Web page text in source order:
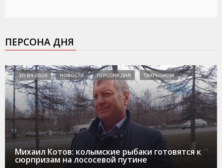
ПЕРСОНА ДНЯ
Михаил Котов: колымские рыбаки готовятся к
сюрпризам на лососевой путине
30.04.2026 НОВОСТИ ПЕРСОНА ДНЯ ТИХРЫБКОМ